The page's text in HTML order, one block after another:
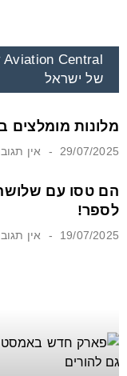
של ישראל
מלונות מומלצים
29/07/2025 אין
לספר!
19/07/2025 אין